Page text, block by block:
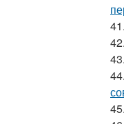
41.
42.
43.
44.
45.